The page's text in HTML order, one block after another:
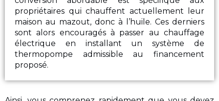
propriétaires qui chauffent actuellement leur
maison au mazout, donc à l’huile. Ces derniers
sont alors encouragés à passer au chauffage
électrique en installant un système de
thermopompe admissible au financement
proposé.